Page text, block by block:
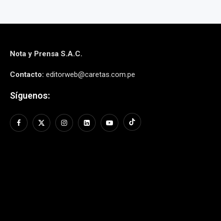
Nota y Prensa S.A.C.
Contacto: editorweb@caretas.com.pe
Síguenos: